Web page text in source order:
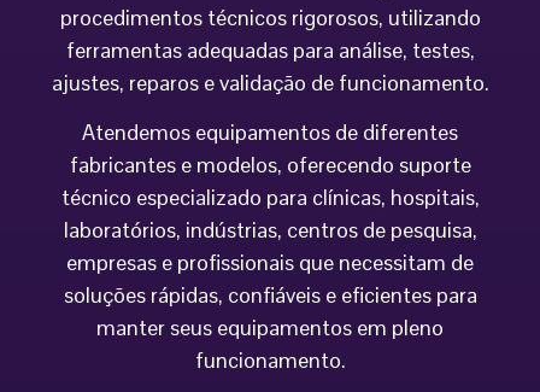
procedimentos técnicos rigorosos, utilizando
ferramentas adequadas para análise, testes,
ajustes, reparos e validação de funcionamento.
Atendemos equipamentos de diferentes
fabricantes e modelos, oferecendo suporte
técnico especializado para clínicas, hospitais,
laboratórios, indústrias, centros de pesquisa,
empresas e profissionais que necessitam de
soluções rápidas, confiáveis e eficientes para
manter seus equipamentos em pleno
funcionamento.